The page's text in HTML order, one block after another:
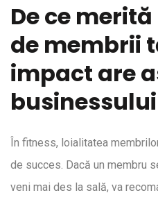
De ce
de membrii
impact are
businessului
În fitness, loialitatea
de succes. Dacă un membru
veni mai des la sală, va